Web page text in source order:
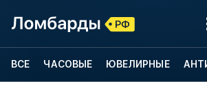
ВСЕ ЧАСОВЫЕ ЮВЕЛИРНЫЕ